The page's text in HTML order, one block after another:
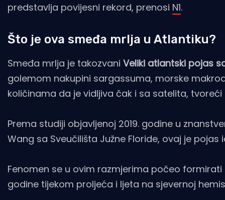
predstavlja povijesni rekord, prenosi N1.
Što je ova smeđa mrlja u Atlantiku?
Smeđa mrlja je takozvani Veliki atlantski pojas
golemom nakupini sargassuma, morske
količinama da je vidljiva čak i sa satelita,
Prema studiji objavljenoj 2019. godine u
Wang sa Sveučilišta Južne Floride, ovaj je
Fenomen se u ovim razmjerima počeo
godine tijekom proljeća i ljeta na sjevernoj